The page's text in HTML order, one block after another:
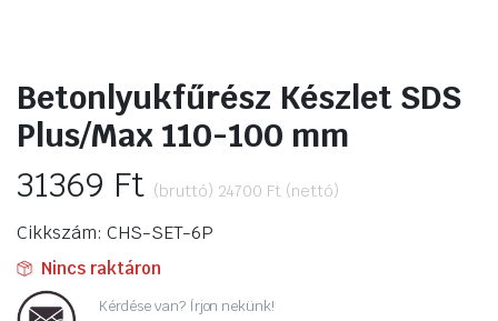
Betonlyukfűrész Készlet SDS
Plus/Max 110-100 mm
31369 Ft (bruttó) 24700 Ft (nettó)
Cikkszám: CHS-SET-6P
Nincs raktáron
Kérdése van? Írjon nekünk!